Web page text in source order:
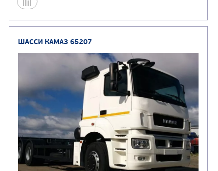
Заказать
Кредит/Лизинг
ШАССИ КАМАЗ 65117